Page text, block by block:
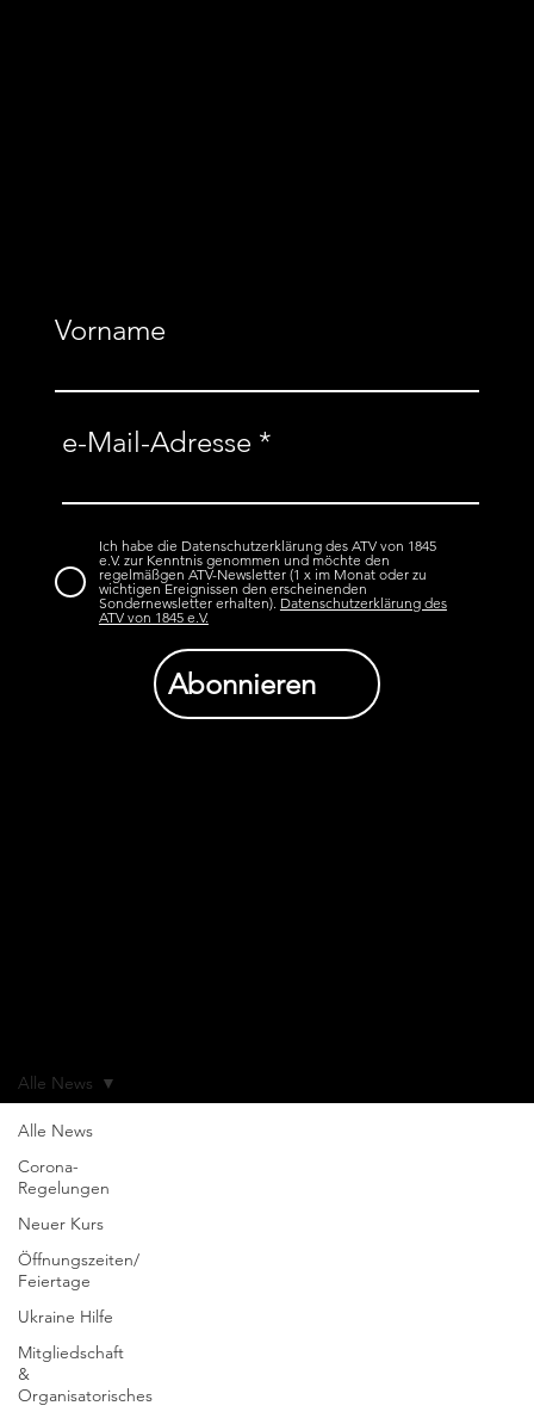
Vorname
e-Mail-Adresse
Ich habe die Datenschutzerklärung des ATV von 1845
e.V. zur Kenntnis genommen und möchte den
regelmäßgen ATV-Newsletter (1 x im Monat oder zu
wichtigen Ereignissen den erscheinenden
Sondernewsletter erhalten). Datenschutzerklärung des
ATV von 1845 e.V.
Abonnieren
Alle News
Corona-
Regelungen
Neuer Kurs
Öffnungszeiten/
Feiertage
Ukraine Hilfe
Mitgliedschaft
&
Organisatorisches
Alle News